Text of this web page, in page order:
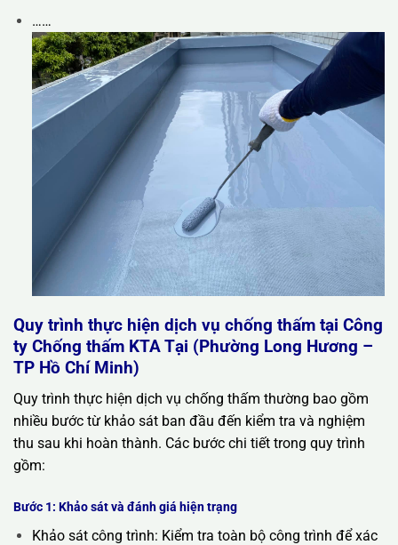
……
Quy trình thực hiện dịch vụ chống thấm tại Công
ty Chống thấm KTA Tại (Phường Long Hương –
TP Hồ Chí Minh)
Quy trình thực hiện dịch vụ chống thấm thường bao gồm
nhiều bước từ khảo sát ban đầu đến kiểm tra và nghiệm
thu sau khi hoàn thành. Các bước chi tiết trong quy trình
gồm:
Bước 1: Khảo sát và đánh giá hiện trạng
Khảo sát công trình: Kiểm tra toàn bộ công trình để xác